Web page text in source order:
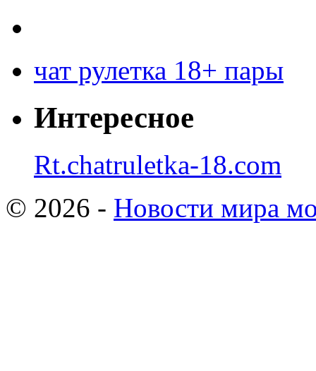
чат рулетка 18+ пары
Интересное
Rt.chatruletka-18.com
© 2026 - Новости мира